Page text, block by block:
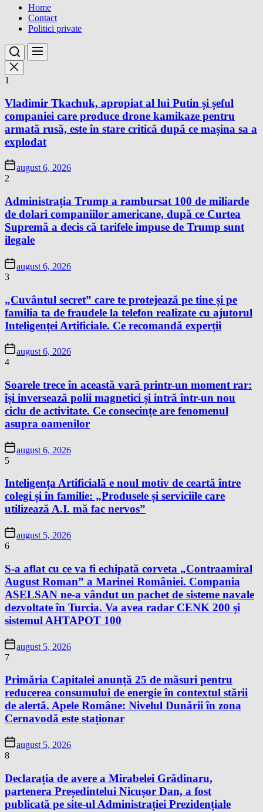
Home
Contact
Politici private
1
Vladimir Tkachuk, apropiat al lui Putin și șeful
companiei care produce drone kamikaze pentru
armată rusă, este în stare critică după ce mașina sa a
explodat
august 6, 2026
2
Administrația Trump a rambursat 100 de miliarde
de dolari companiilor americane, după ce Curtea
Supremă a decis că tarifele impuse de Trump sunt
ilegale
august 6, 2026
3
„Cuvântul secret” care te protejează pe tine și pe
familia ta de fraudele la telefon realizate cu ajutorul
Inteligenței Artificiale. Ce recomandă experții
august 6, 2026
4
Soarele trece în această vară printr-un moment rar:
își inversează polii magnetici și intră într-un nou
ciclu de activitate. Ce consecințe are fenomenul
asupra oamenilor
august 6, 2026
5
Inteligența Artificială e noul motiv de ceartă între
colegi și în familie: „Produsele și serviciile care
utilizează A.I. mă fac nervos”
august 5, 2026
6
S-a aflat cu ce va fi echipată corveta „Contraamiral
August Roman” a Marinei României. Compania
ASELSAN ne-a vândut un pachet de sisteme navale
dezvoltate în Turcia. Va avea radar CENK 200 şi
sistemul AHTAPOT 100
august 5, 2026
7
Primăria Capitalei anunță 25 de măsuri pentru
reducerea consumului de energie în contextul stării
de alertă. Apele Române: Nivelul Dunării în zona
Cernavodă este staționar
august 5, 2026
8
Declarația de avere a Mirabelei Grădinaru,
partenera Președintelui Nicușor Dan, a fost
publicată pe site-ul Administrației Prezidențiale